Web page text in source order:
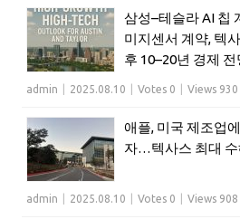
삼성–테슬라 AI 칩
미지센서 계약, 텍
후 10–20년 경제 전
admin 2025.08.10 Votes 0 Views 930
애플, 미국 제조업
자…텍사스 최대 수
admin 2025.08.10 Votes 0 Views 908